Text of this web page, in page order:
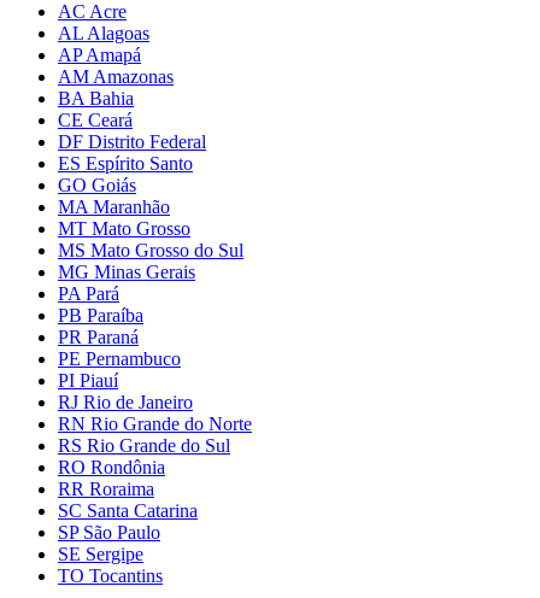
AC Acre
AL Alagoas
AP Amapá
AM Amazonas
BA Bahia
CE Ceará
DF Distrito Federal
ES Espírito Santo
GO Goiás
MA Maranhão
MT Mato Grosso
MS Mato Grosso do Sul
MG Minas Gerais
PA Pará
PB Paraíba
PR Paraná
PE Pernambuco
PI Piauí
RJ Rio de Janeiro
RN Rio Grande do Norte
RS Rio Grande do Sul
RO Rondônia
RR Roraima
SC Santa Catarina
SP São Paulo
SE Sergipe
TO Tocantins